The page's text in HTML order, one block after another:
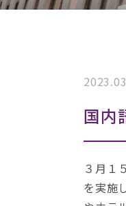
国内
３月１
を実施